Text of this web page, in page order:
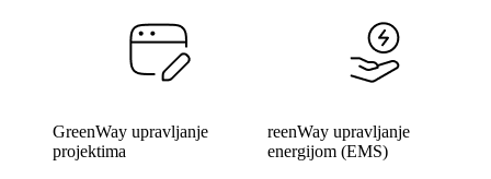
GreenWay upravljanje
projektima
reenWay upravljanje
energijom (EMS)